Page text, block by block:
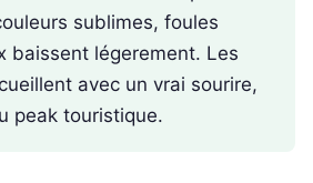
sublimes, foules
baissent léger­ement. Les
avec un vrai sourire,
peak touristique.